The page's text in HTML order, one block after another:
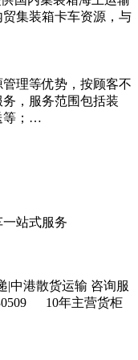
集装箱卡车资源，与
理等优势，按顾客不
，服务范围包括装
等；…
站式服务
|中港散货运输 咨询服
10年主营货柜